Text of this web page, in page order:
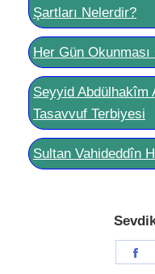
Şartları Nelerdir?
Her Gün
Seyyid
Tasavvuf Terbiyesi
Sultan Vahideddîn